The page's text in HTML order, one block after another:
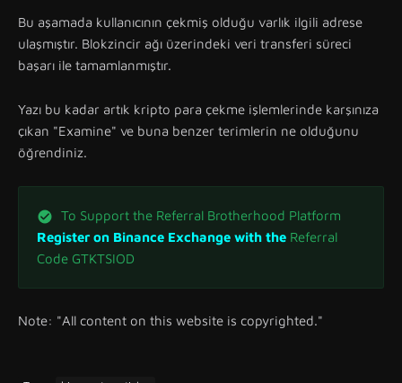
Bu aşamada kullanıcının çekmiş olduğu varlık ilgili adrese
ulaşmıştır. Blokzincir ağı üzerindeki veri transferi süreci
başarı ile tamamlanmıştır.
Yazı bu kadar artık kripto para çekme işlemlerinde karşınıza
çıkan "Examine" ve buna benzer terimlerin ne olduğunu
öğrendiniz.
To Support the Referral Brotherhood Platform
Register on Binance Exchange with the Referral
Code GTKTSIOD
Note: "All content on this website is copyrighted."